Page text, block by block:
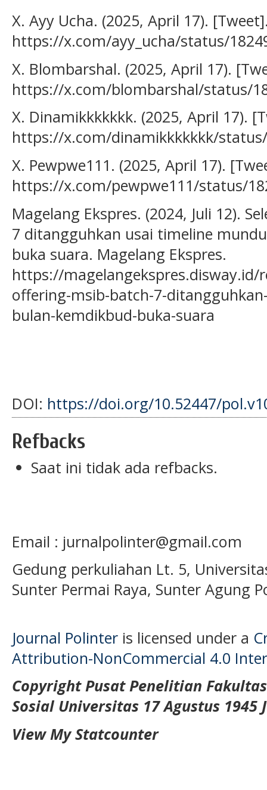
X. Ayy Ucha. (2025, April 17).
https://x.com/ayy_ucha/status/
X. Blombarshal. (2025, April 17).
https://x.com/blombarshal/status/
X. Dinamikkkkkkk. (2025, April 17).
https://x.com/dinamikkkkkkk/
X. Pewpwe111. (2025, April 17).
https://x.com/pewpwe111/status/
Magelang Ekspres. (2024, Juli 12).
7 ditangguhkan usai timeline
buka suara. Magelang Ekspres.
https://magelangekspres.disway.id/
offering-msib-batch-7-
bulan-kemdikbud-buka-suara
DOI: https://doi.org/10.52447/
Refbacks
Saat ini tidak ada refbacks.
Email : jurnalpolinter@gmail.com
Gedung perkuliahan Lt. 5,
Sunter Permai Raya, Sunter Agung
Journal Polinter is licensed under a
Attribution-NonCommercial 4.0
Copyright Pusat Penelitian
Sosial Universitas 17 Agustus 1945
View My Statcounter